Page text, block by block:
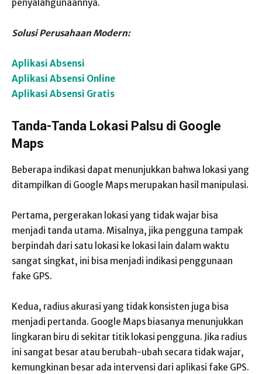
penyalahgunaannya.
Solusi Perusahaan Modern:
Aplikasi Absensi
Aplikasi Absensi Online
Aplikasi Absensi Gratis
Tanda-Tanda Lokasi Palsu di Google
Maps
Beberapa indikasi dapat menunjukkan bahwa lokasi yang
ditampilkan di Google Maps merupakan hasil manipulasi.
Pertama, pergerakan lokasi yang tidak wajar bisa
menjadi tanda utama. Misalnya, jika pengguna tampak
berpindah dari satu lokasi ke lokasi lain dalam waktu
sangat singkat, ini bisa menjadi indikasi penggunaan
fake GPS.
Kedua, radius akurasi yang tidak konsisten juga bisa
menjadi pertanda. Google Maps biasanya menunjukkan
lingkaran biru di sekitar titik lokasi pengguna. Jika radius
ini sangat besar atau berubah-ubah secara tidak wajar,
kemungkinan besar ada intervensi dari aplikasi fake GPS.